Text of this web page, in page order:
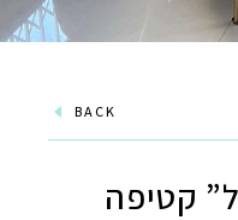
BACK
קטיפה